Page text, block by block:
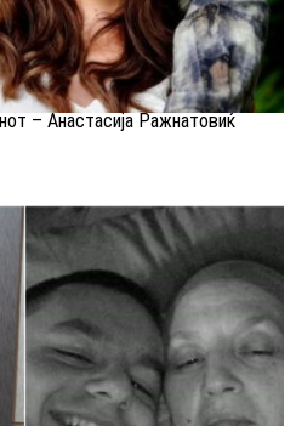
– Анастасија Ражнатовиќ